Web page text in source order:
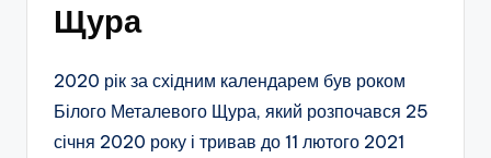
Щура
2020 рік за східним календарем був роком
Білого Металевого Щура, який розпочався 25
січня 2020 року і тривав до 11 лютого 2021